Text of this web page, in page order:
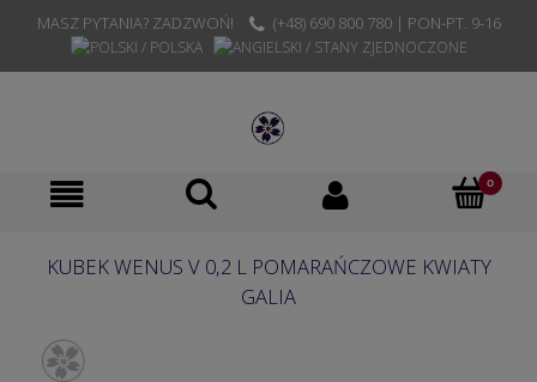
MASZ PYTANIA? ZADZWOŃ! (+48) 690 800 780 | PON-PT. 9-16
KUBEK WENUS V 0,2 L POMARAŃCZOWE KWIATY
GALIA